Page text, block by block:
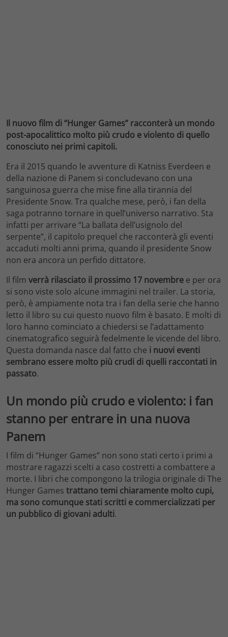
Il nuovo film di “Hunger Games” racconterà un mondo
post-apocalittico molto più crudo e violento di quello
conosciuto nei primi capitoli.
Era il 2015 quando le avventure di Katniss Everdeen e
della nazione di Panem si concludevano con una
sanguinosa guerra che mise fine alla tirannia del
Presidente Snow. Tra qualche mese, però, i fan della
saga potranno tornare in quell’universo narrativo. Sta
infatti per arrivare “La ballata dell’usignolo del
serpente”, il capitolo prequel che racconterà gli eventi
accaduti molti anni prima, quando il presidente Snow
non era ancora un perfido dittatore.
Il film verrà rilasciato il prossimo 17 novembre e per ora
si sono viste solo alcune immagini nel trailer. La storia,
però, è ampiamente nota tra i fan della serie che hanno
letto il libro su cui questo nuovo film è basato. E molti di
loro hanno cominciato a chiedersi se l’adattamento
cinematografico seguirà fedelmente le vicende del libro.
Questa domanda nasce dal fatto che i nuovi eventi
sembrano essere molto più crudi di quelli raccontati in
passato.
Un mondo più crudo e violento: i fan
stanno per entrare in una nuova
Panem
I film di “Hunger Games” non sono stati certo i primi a
mostrare ragazzi scelti a caso costretti a combattere a
morte. I libri che compongono la trilogia originale di The
Hunger Games trattano temi chiaramente molto cupi,
ma sono comunque stati scritti e commercializzati per
un pubblico di giovani adulti.